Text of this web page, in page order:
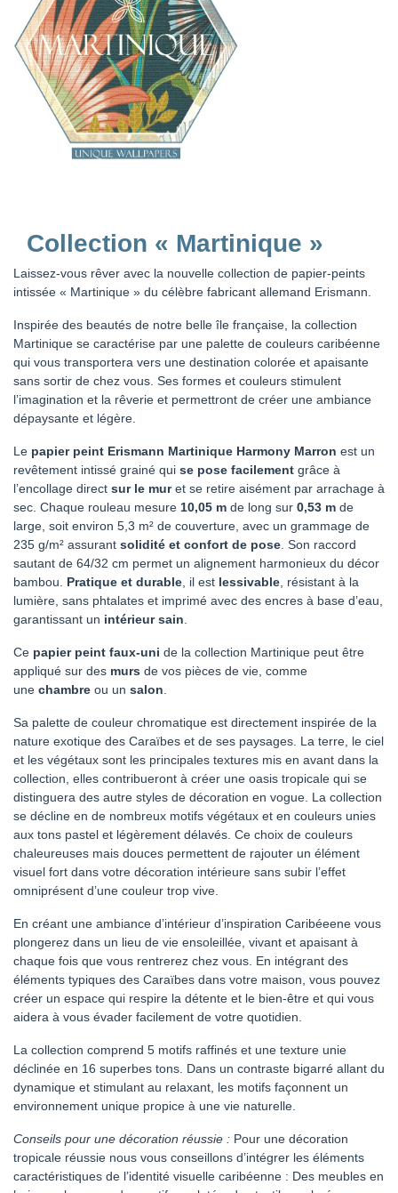
Collection « Martinique »
Laissez-vous rêver avec la nouvelle collection de papier-peints
intissée « Martinique » du célèbre fabricant allemand Erismann.
Inspirée des beautés de notre belle île française, la collection
Martinique se caractérise par une palette de couleurs caribéenne
qui vous transportera vers une destination colorée et apaisante
sans sortir de chez vous. Ses formes et couleurs stimulent
l’imagination et la rêverie et permettront de créer une ambiance
dépaysante et légère.
Le papier peint Erismann Martinique Harmony Marron est un
revêtement intissé grainé qui se pose facilement grâce à
l’encollage direct sur le muret se retire aisément par arrachage à
sec. Chaque rouleau mesure 10,05 m de long sur 0,53 m de
large, soit environ 5,3 m² de couverture, avec un grammage de
235 g/m² assurant solidité et confort de pose . Son raccord
sautant de 64/32 cm permet un alignement harmonieux du décor
bambou. Pratique et durable , il est lessivable , résistant à la
lumière, sans phtalates et imprimé avec des encres à base d’eau,
garantissant un intérieur sain
Ce papier peint faux-uni de la collection Martinique peut être
appliqué sur des murs de vos pièces de vie, comme
une chambre ou un salon
Sa palette de couleur chromatique est directement inspirée de la
nature exotique des Caraïbes et de ses paysages. La terre, le ciel
et les végétaux sont les principales textures mis en avant dans la
collection, elles contribueront à créer une oasis tropicale qui se
distinguera des autre styles de décoration en vogue. La collection
se décline en de nombreux motifs végétaux et en couleurs unies
aux tons pastel et légèrement délavés. Ce choix de couleurs
chaleureuses mais douces permettent de rajouter un élément
visuel fort dans votre décoration intérieure sans subir l’effet
omniprésent d’une couleur trop vive.
En créant une ambiance d’intérieur d’inspiration Caribéeene vous
plongerez dans un lieu de vie ensoleillée, vivant et apaisant à
chaque fois que vous rentrerez chez vous. En intégrant des
éléments typiques des Caraïbes dans votre maison, vous pouvez
créer un espace qui respire la détente et le bien-être et qui vous
aidera à vous évader facilement de votre quotidien.
La collection comprend 5 motifs raffinés et une texture unie
déclinée en 16 superbes tons. Dans un contraste bigarré allant du
dynamique et stimulant au relaxant, les motifs façonnent un
environnement unique propice à une vie naturelle.
Conseils pour une décoration réussie : Pour une décoration
tropicale réussie nous vous conseillons d’intégrer les éléments
caractéristiques de l’identité visuelle caribéenne : Des meubles en